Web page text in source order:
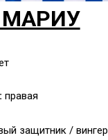
правая
защитник / вингер